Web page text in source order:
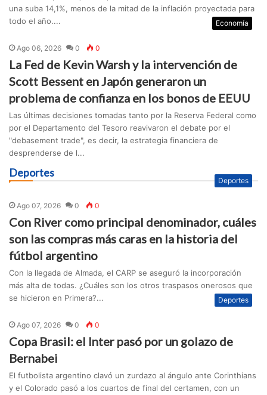
una suba 14,1%, menos de la mitad de la inflación proyectada para
todo el año....
Economía
Ago 06, 2026 0 0
La Fed de Kevin Warsh y la intervención de
Scott Bessent en Japón generaron un
problema de confianza en los bonos de EEUU
Las últimas decisiones tomadas tanto por la Reserva Federal como
por el Departamento del Tesoro reavivaron el debate por el
"debasement trade", es decir, la estrategia financiera de
desprenderse de l...
Deportes
Deportes
Ago 07, 2026 0 0
Con River como principal denominador, cuáles
son las compras más caras en la historia del
fútbol argentino
Con la llegada de Almada, el CARP se aseguró la incorporación
más alta de todas. ¿Cuáles son los otros traspasos onerosos que
se hicieron en Primera?...
Deportes
Ago 07, 2026 0 0
Copa Brasil: el Inter pasó por un golazo de
Bernabei
El futbolista argentino clavó un zurdazo al ángulo ante Corinthians
y el Colorado pasó a los cuartos de final del certamen, con un